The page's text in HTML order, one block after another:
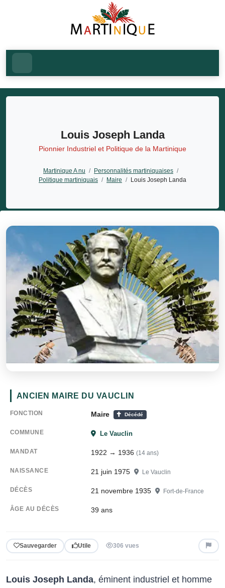
Louis Joseph Landa
Pionnier Industriel et Politique de la Martinique
Martinique A nu / Personnalités martiniquaises /
Politique martiniquais / Maire / Louis Joseph Landa
ANCIEN MAIRE DU VAUCLIN
FONCTION Maire Décédé
COMMUNE Le Vauclin
MANDAT 1922 → 1936 (14 ans)
NAISSANCE 21 juin 1975 Le Vauclin
DÉCÈS 21 novembre 1935 Fort-de-France
ÂGE AU DÉCÈS 39 ans
Sauvegarder Utile 306 vues
Louis Joseph Landa, éminent industriel et homme